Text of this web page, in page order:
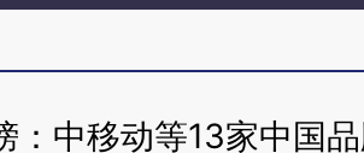
：中移动等13家中国